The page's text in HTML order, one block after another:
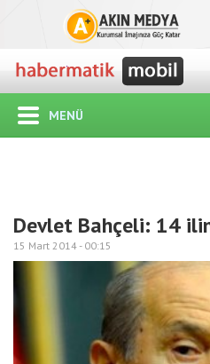
MENÜ
Devlet Bahçeli: 14
15 Mart 2014 - 00:15